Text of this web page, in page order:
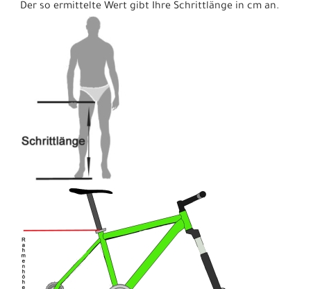
Der so ermittelte Wert gibt Ihre Schrittlänge in cm an.